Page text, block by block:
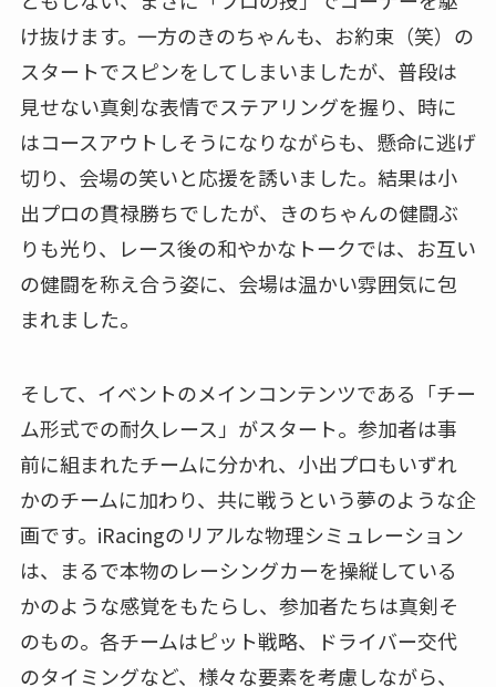
け抜けます。一方のきのちゃんも、お約束（笑）の
スタートでスピンをしてしまいましたが、普段は
見せない真剣な表情でステアリングを握り、時に
はコースアウトしそうになりながらも、懸命に逃げ
切り、会場の笑いと応援を誘いました。結果は小
出プロの貫禄勝ちでしたが、きのちゃんの健闘ぶ
りも光り、レース後の和やかなトークでは、お互い
の健闘を称え合う姿に、会場は温かい雰囲気に包
まれました。
そして、イベントのメインコンテンツである「チー
ム形式での耐久レース」がスタート。参加者は事
前に組まれたチームに分かれ、小出プロもいずれ
かのチームに加わり、共に戦うという夢のような企
画です。iRacingのリアルな物理シミュレーション
は、まるで本物のレーシングカーを操縦している
かのような感覚をもたらし、参加者たちは真剣そ
のもの。各チームはピット戦略、ドライバー交代
のタイミングなど、様々な要素を考慮しながら、